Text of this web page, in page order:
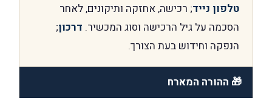
טלפון נייד; רכישה, אחזקה ותיקונים, לאחר
הסכמה על גיל הרכישה וסוג המכשיר. דרכון;
הנפקה וחידוש בעת הצורך.
🎁 ההורה המארח